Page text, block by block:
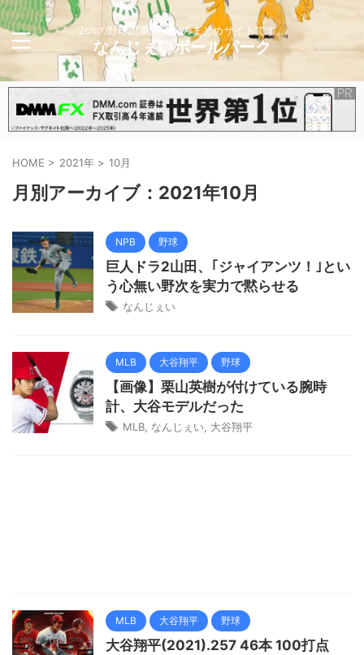
2chの野球記事メインのまとめサイトです。
なんじぇいボールパーク
HOME > 2021年 > 10月
月別アーカイブ：2021年10月
NPB 野球
巨人ドラ2山田、｢ジャイアンツ！｣とい
う心無い野次を実力で黙らせる
なんじぇい
MLB 大谷翔平 野球
【画像】栗山英樹が付けている腕時
計、大谷モデルだった
MLB なんじぇい 大谷翔平
MLB 大谷翔平 野球
大谷翔平(2021).257 46本 100打点